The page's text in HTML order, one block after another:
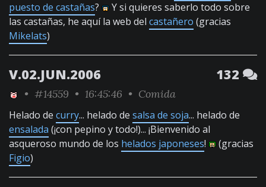
puesto de castañas?
Y si quieres saberlo todo sobre
las castañas, he aquí la web del castañero (gracias
Mikelats)
V.02.JUN.2006 132
• #14559 • 16:45:46 • Comida
Helado de curry... helado de salsa de soja... helado de
ensalada (¡con pepino y todo!)... ¡Bienvenido al
asqueroso mundo de los helados japoneses!
(gracias
Figio)